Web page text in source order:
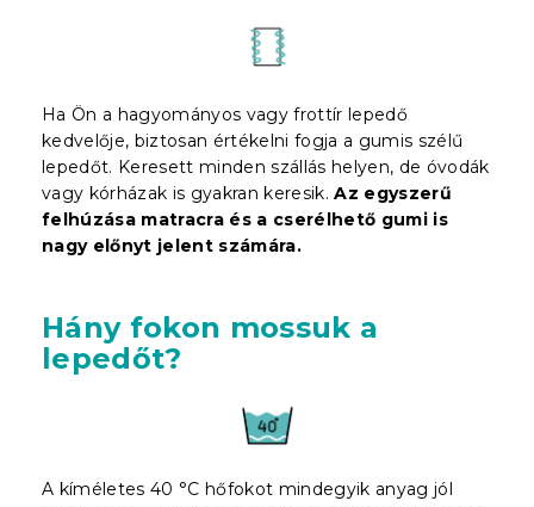
Ha Ön a hagyományos vagy frottír lepedő
kedvelője, biztosan értékelni fogja a gumis szélű
lepedőt. Keresett minden szállás helyen, de óvodák
vagy kórházak is gyakran keresik. Az egyszerű
felhúzása matracra és a cserélhető gumi is
nagy előnyt jelent számára.
Hány fokon mossuk a
lepedőt?
A kíméletes 40 °C hőfokot mindegyik anyag jól